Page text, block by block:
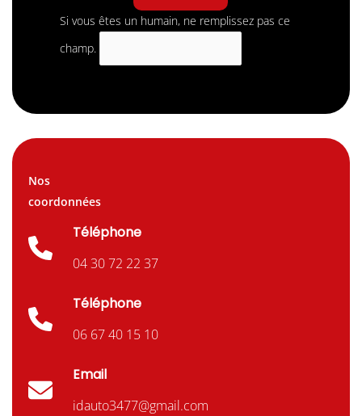
Si vous êtes un humain, ne remplissez pas ce
champ.
Nos
coordonnées
Téléphone
04 30 72 22 37
Téléphone
06 67 40 15 10
Email
idauto3477@gmail.com